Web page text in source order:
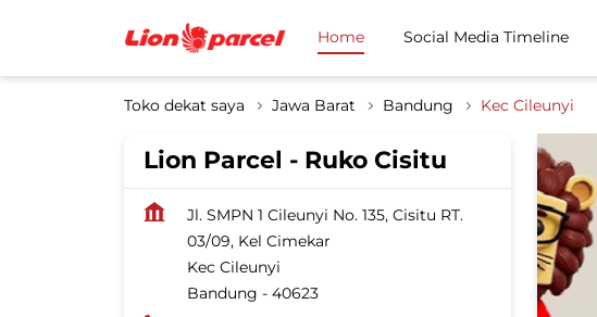
Home Social Media Timeline
Toko dekat saya Jawa Barat Bandung Kec Cileunyi
Lion Parcel - Ruko Cisitu
Jl. SMPN 1 Cileunyi No. 135, Cisitu RT.
03/09, Kel Cimekar
Kec Cileunyi
Bandung - 40623